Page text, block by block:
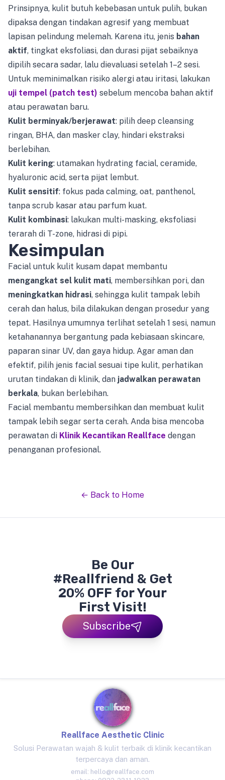
Prinsipnya, kulit butuh kebebasan untuk pulih, bukan
dipaksa dengan tindakan agresif yang membuat
lapisan pelindung melemah. Karena itu, jenis bahan
aktif, tingkat eksfoliasi, dan durasi pijat sebaiknya
dipilih secara sadar, lalu dievaluasi setelah 1–2 sesi.
Untuk meminimalkan risiko alergi atau iritasi, lakukan
uji tempel (patch test) sebelum mencoba bahan aktif
atau perawatan baru.
Kulit berminyak/berjerawat: pilih deep cleansing
ringan, BHA, dan masker clay, hindari ekstraksi
berlebihan.
Kulit kering: utamakan hydrating facial, ceramide,
hyaluronic acid, serta pijat lembut.
Kulit sensitif: fokus pada calming, oat, panthenol,
tanpa scrub kasar atau parfum kuat.
Kulit kombinasi: lakukan multi-masking, eksfoliasi
terarah di T-zone, hidrasi di pipi.
Kesimpulan
Facial untuk kulit kusam dapat membantu
mengangkat sel kulit mati, membersihkan pori, dan
meningkatkan hidrasi, sehingga kulit tampak lebih
cerah dan halus, bila dilakukan dengan prosedur yang
tepat. Hasilnya umumnya terlihat setelah 1 sesi, namun
ketahanannya bergantung pada kebiasaan skincare,
paparan sinar UV, dan gaya hidup. Agar aman dan
efektif, pilih jenis facial sesuai tipe kulit, perhatikan
urutan tindakan di klinik, dan jadwalkan perawatan
berkala, bukan berlebihan.
Facial membantu membersihkan dan membuat kulit
tampak lebih segar serta cerah. Anda bisa mencoba
perawatan di Klinik Kecantikan Reallface dengan
penanganan profesional.
← Back to Home
Be Our
#Reallfriend & Get
20% OFF for Your
First Visit!
Subscribe
Reallface Aesthetic Clinic
Solusi Perawatan wajah & kulit terbaik di klinik kecantikan
terpercaya dan aman.
email: hello@reallface.com